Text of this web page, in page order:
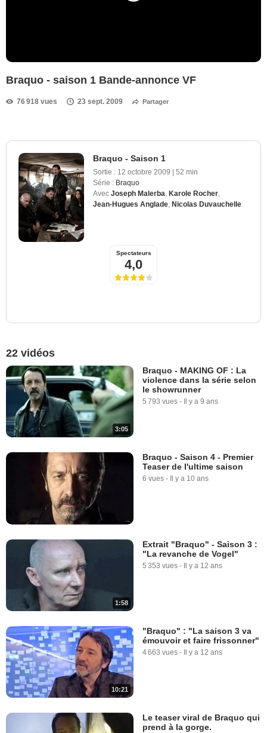
Braquo - saison 1 Bande-annonce VF
76 918 vues 23 sept. 2009 Partager
Braquo - Saison 1
Sortie : 12 octobre 2009 | 52 min
Série : Braquo
Avec Joseph Malerba Karole Rocher
Jean-Hugues Anglade Nicolas Duvauchelle
Spectateurs
4,0
22 vidéos
3:05
Braquo - MAKING OF : La
violence dans la série selon
le showrunner
5 793 vues - Il y a 9 ans
Braquo - Saison 4 - Premier
Teaser de l'ultime saison
6 vues - Il y a 10 ans
1:58
Extrait "Braquo" - Saison 3 :
"La revanche de Vogel"
5 353 vues - Il y a 12 ans
10:21
"Braquo" : "La saison 3 va
émouvoir et faire frissonner"
4 663 vues - Il y a 12 ans
Le teaser viral de Braquo qui
prend à la gorge.